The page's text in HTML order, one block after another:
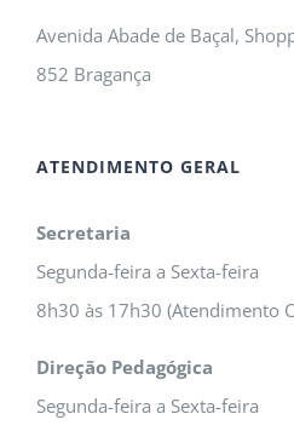
Avenida Abade de Baçal,
852 Bragança
ATENDIMENTO GERAL
Secretaria
Segunda-feira a Sexta-feira
8h30 às 17h30 (Atendimento
Direção Pedagógica
Segunda-feira a Sexta-feira